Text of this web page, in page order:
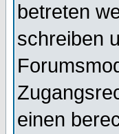
betreten
schreiben
einen